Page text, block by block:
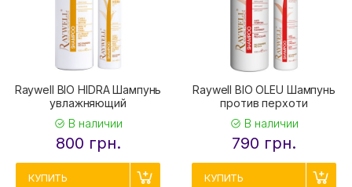
Raywell BIO HIDRA Шампунь
увлажняющий
В наличии
800 грн.
КУПИТЬ
Raywell BIO OLEU Шампунь
против перхоти
В наличии
790 грн.
КУПИТЬ